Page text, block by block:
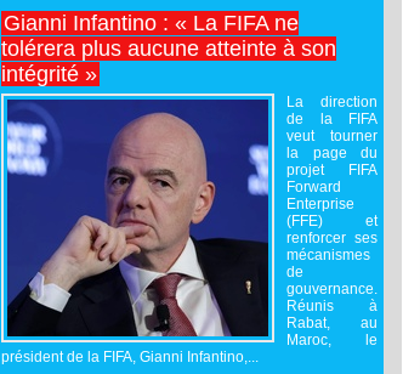
Gianni Infantino : « La FIFA ne
tolérera plus aucune atteinte à son
intégrité »
La direction
de la FIFA
veut tourner
la page du
projet FIFA
Forward
Enterprise
(FFE) et
renforcer ses
mécanismes
de
gouvernance.
Réunis à
Rabat, au
Maroc, le
président de la FIFA, Gianni Infantino,...